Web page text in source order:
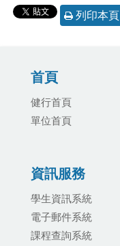
列印本頁
首頁
健行首頁
單位首頁
資訊服務
學生資訊系統
電子郵件系統
課程查詢系統